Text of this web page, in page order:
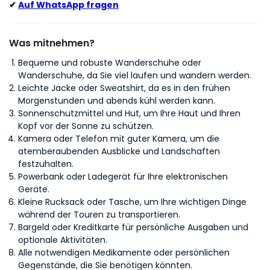
✔ Auf WhatsApp fragen
Was mitnehmen?
Bequeme und robuste Wanderschuhe oder
Wanderschuhe, da Sie viel laufen und wandern werden.
Leichte Jacke oder Sweatshirt, da es in den frühen
Morgenstunden und abends kühl werden kann.
Sonnenschutzmittel und Hut, um Ihre Haut und Ihren
Kopf vor der Sonne zu schützen.
Kamera oder Telefon mit guter Kamera, um die
atemberaubenden Ausblicke und Landschaften
festzuhalten.
Powerbank oder Ladegerät für Ihre elektronischen
Geräte.
Kleine Rucksack oder Tasche, um Ihre wichtigen Dinge
während der Touren zu transportieren.
Bargeld oder Kreditkarte für persönliche Ausgaben und
optionale Aktivitäten.
Alle notwendigen Medikamente oder persönlichen
Gegenstände, die Sie benötigen könnten.